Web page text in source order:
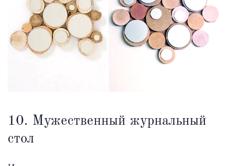
10. Мужественный журнальный
стол